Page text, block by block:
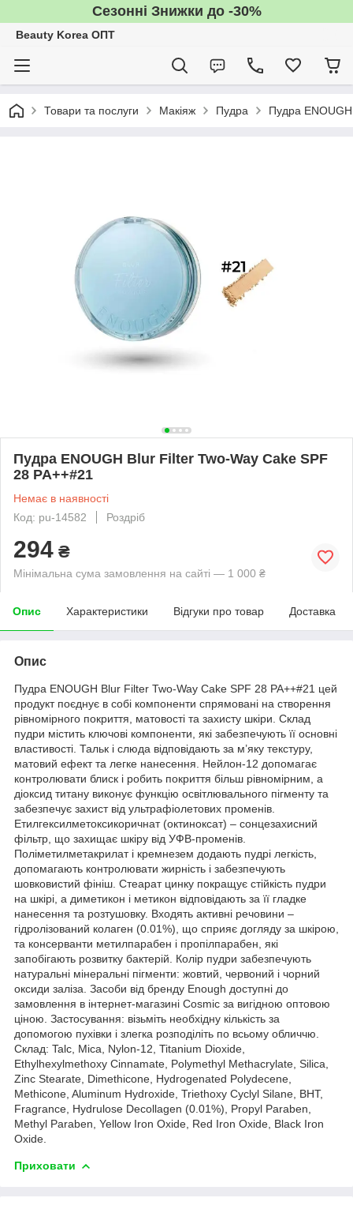
Сезонні Знижки до -30%
Beauty Korea ОПТ
Товари та послуги Макіяж Пудра Пудра
Пудра ENOUGH Blur Filter Two-Way Cake SPF
28 PA++#21
Немає в наявності
Код: pu-14582
Роздріб
294 ₴
Мінімальна сума замовлення на сайті — 1 000 ₴
Опис Характеристики Відгуки про товар Доставка
Опис
Пудра ENOUGH Blur Filter Two-Way Cake SPF 28 PA++#21 цей
продукт поєднує в собі компоненти спрямовані на створення
рівномірного покриття, матовості та захисту шкіри. Склад
пудри містить ключові компоненти, які забезпечують її основні
властивості. Тальк і слюда відповідають за м’яку текстуру,
матовий ефект та легке нанесення. Нейлон-12 допомагає
контролювати блиск і робить покриття більш рівномірним, а
діоксид титану виконує функцію освітлювального пігменту та
забезпечує захист від ультрафіолетових променів.
Етилгексилметоксикоричнат (октиноксат) – сонцезахисний
фільтр, що захищає шкіру від УФB-променів.
Поліметилметакрилат і кремнезем додають пудрі легкість,
допомагають контролювати жирність і забезпечують
шовковистий фініш. Стеарат цинку покращує стійкість пудри
на шкірі, а диметикон і метикон відповідають за її гладке
нанесення та розтушовку. Входять активні речовини –
гідролізований колаген (0.01%), що сприяє догляду за шкірою,
та консерванти метилпарабен і пропілпарабен, які
запобігають розвитку бактерій. Колір пудри забезпечують
натуральні мінеральні пігменти: жовтий, червоний і чорний
оксиди заліза. Засоби від бренду Enough доступні до
замовлення в інтернет-магазині Cosmic за вигідною оптовою
ціною. Застосування: візьміть необхідну кількість за
допомогою пухівки і злегка розподіліть по всьому обличчю.
Склад: Talc, Mica, Nylon-12, Titanium Dioxide,
Ethylhexylmethoxy Cinnamate, Polymethyl Methacrylate, Silica,
Zinc Stearate, Dimethicone, Hydrogenated Polydecene,
Methicone, Aluminum Hydroxide, Triethoxy Cyclyl Silane, BHT,
Fragrance, Hydrulose Decollagen (0.01%), Propyl Paraben,
Methyl Paraben, Yellow Iron Oxide, Red Iron Oxide, Black Iron
Oxide.
Приховати